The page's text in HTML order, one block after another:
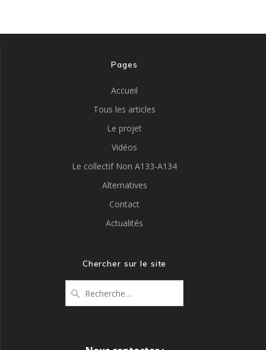
Pages
Accueil
Tous les articles
Le projet
Vidéos
Le collectif Non A133-A134
Alternatives
Contact
Actualités
Chercher sur le site
pour